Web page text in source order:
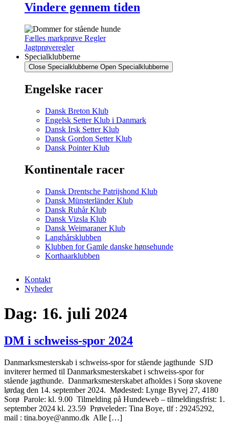
Vindere gennem tiden
Fælles markprøve Regler
Jagtprøveregler
Specialklubberne
Close Specialklubberne Open Specialklubberne
Engelske racer
Dansk Breton Klub
Engelsk Setter Klub i Danmark
Dansk Irsk Setter Klub
Dansk Gordon Setter Klub
Dansk Pointer Klub
Kontinentale racer
Dansk Drentsche Patrijshond Klub
Dansk Münsterländer Klub
Dansk Ruhår Klub
Dansk Vizsla Klub
Dansk Weimaraner Klub
Langhårsklubben
Klubben for Gamle danske hønsehunde
Korthaarklubben
Kontakt
Nyheder
Dag: 16. juli 2024
DM i schweiss-spor 2024
Danmarksmesterskab i schweiss-spor for stående jagthunde SJD
inviterer hermed til Danmarksmesterskabet i schweiss-spor for
stående jagthunde. Danmarksmesterskabet afholdes i Sorø skovene
lørdag den 14. september 2024. Mødested: Lynge Byvej 27, 4180
Sorø Parole: kl. 9.00 Tilmelding på Hundeweb – tilmeldingsfrist: 1.
september 2024 kl. 23.59 Prøveleder: Tina Boye, tlf : 29245292,
mail : tina.boye@anmo.dk Alle […]